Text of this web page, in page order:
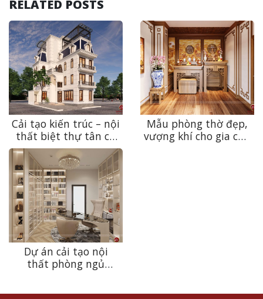
RELATED POSTS
Cải tạo kiến trúc – nội
thất biệt thự tân cổ
điển 4 tầng Green
City siêu sang
Mẫu phòng thờ đẹp,
vượng khí cho gia chủ
Dự án cải tạo nội
thất phòng ngủ